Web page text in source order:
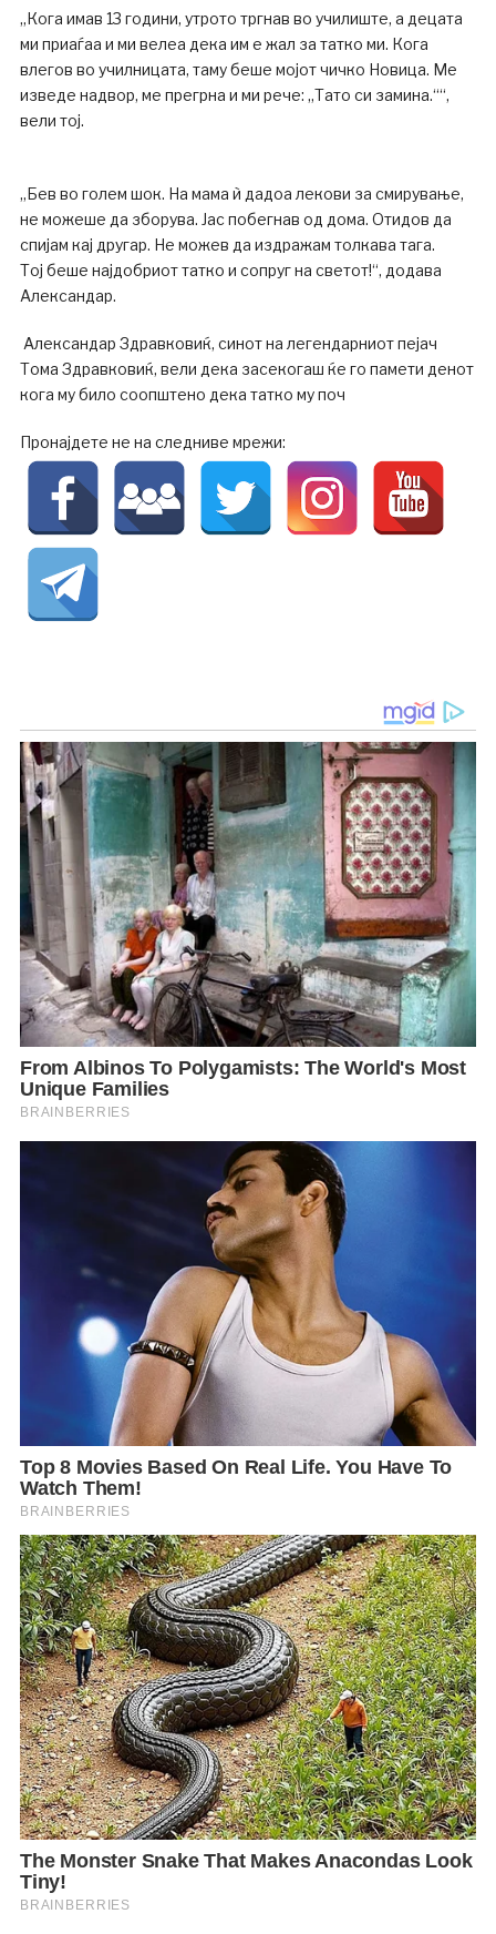
„Кога имав 13 години, утрото тргнав во училиште, а децата
ми приаѓаа и ми велеа дека им е жал за татко ми. Кога
влегов во училницата, таму беше мојот чичко Новица. Ме
изведе надвор, ме прегрна и ми рече: „Тато си замина.““,
вели тој.
„Бев во голем шок. На мама ѝ дадоа лекови за смирување,
не можеше да зборува. Јас побегнав од дома. Отидов да
спијам кај другар. Не можев да издражам толкава тага.
Тој беше најдобриот татко и сопруг на светот!“, додава
Александар.
Александар Здравковиќ, синот на легендарниот пејач
Тома Здравковиќ, вели дека засекогаш ќе го памети денот
кога му било соопштено дека татко му поч
Пронајдете не на следниве мрежи: